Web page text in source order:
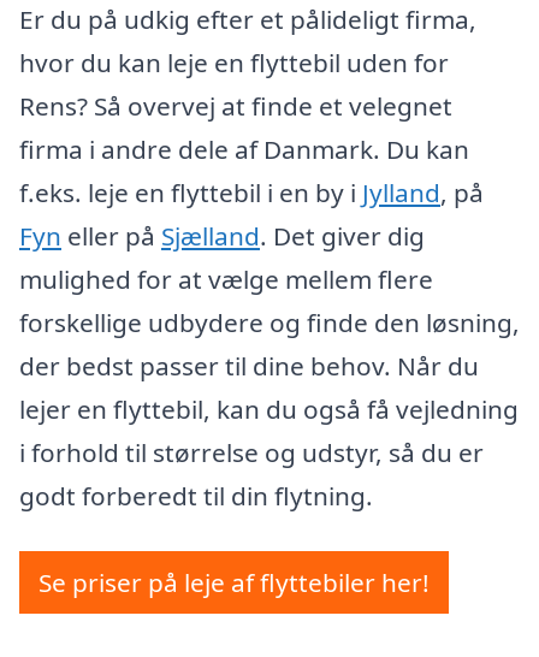
Er du på udkig efter et pålideligt firma,
hvor du kan leje en flyttebil uden for
Rens? Så overvej at finde et velegnet
firma i andre dele af Danmark. Du kan
f.eks. leje en flyttebil i en by i Jylland, på
Fyn eller på Sjælland. Det giver dig
mulighed for at vælge mellem flere
forskellige udbydere og finde den løsning,
der bedst passer til dine behov. Når du
lejer en flyttebil, kan du også få vejledning
i forhold til størrelse og udstyr, så du er
godt forberedt til din flytning.
Se priser på leje af flyttebiler her!